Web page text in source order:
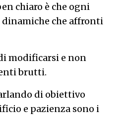
chiaro è che ogni
dinamiche che affronti
modificarsi e non
brutti.
di obiettivo
e pazienza sono i